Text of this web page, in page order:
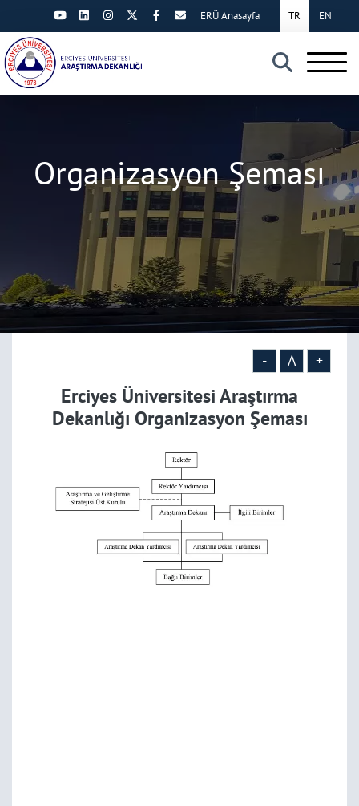
×
TR EN
ERÜ Anasayfa
Organizasyon Şeması
- A +
Erciyes Üniversitesi Araştırma
Dekanlığı Organizasyon Şeması